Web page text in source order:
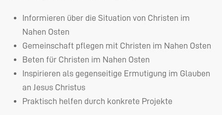
Informieren über die Situation von Christen im
Nahen Osten
Gemeinschaft pflegen mit Christen im Nahen Osten
Beten für Christen im Nahen Osten
Inspirieren als gegenseitige Ermutigung im Glauben
an Jesus Christus
Praktisch helfen durch konkrete Projekte